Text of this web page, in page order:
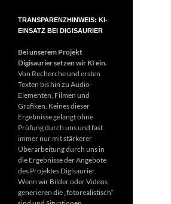
TRANSPARENZHINWEIS: KI-
EINSATZ BEI DIGISAURIER
Bei unserem Projekt
Digisaurier setzen wir KI ein.
Von Recherche und ersten
Texten bis hin zu Audio-
Elementen, Filmen und
Grafiken. Keines dieser
Ergebnisse gelangt ohne
Prüfung durch uns und fast
immer nur mit stärkerer
Überarbeitung durch uns in
die Ergebnisse der Angebote
des Projektes Digisaurier.
Wenn wir Bilder oder Videos
generieren die „fotorealistisch“